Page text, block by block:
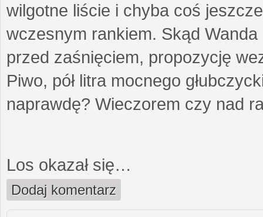
wilgotne liście i chyba coś
wczesnym rankiem. Skąd Wanda
przed zaśnięciem, propozycję
Piwo, pół litra mocnego
naprawdę? Wieczorem czy nad
Los okazał się…
Dodaj komentarz